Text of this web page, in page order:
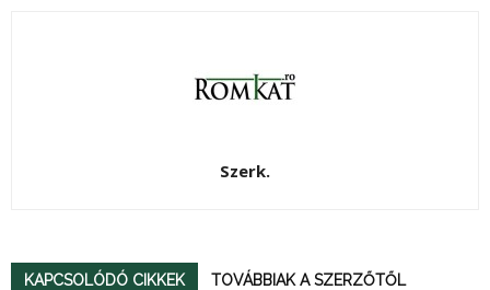
Szerk.
KAPCSOLÓDÓ CIKKEK TOVÁBBIAK A SZERZŐTŐL